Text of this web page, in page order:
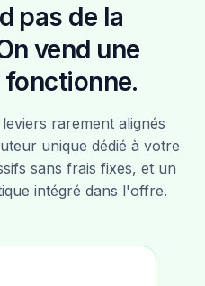
pas de la
vend une
fonctionne.
rarement alignés
unique dédié à votre
sans frais fixes, et un
intégré dans l'offre.